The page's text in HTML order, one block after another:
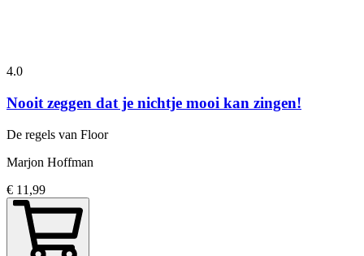
4.0
Nooit zeggen dat je nichtje mooi kan zingen!
De regels van Floor
Marjon Hoffman
€ 11,99